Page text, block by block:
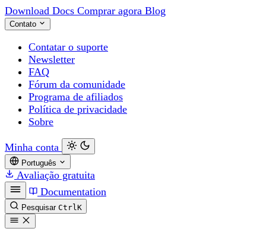
Download Docs Comprar agora Blog
Contato
Contatar o suporte
Newsletter
FAQ
Fórum da comunidade
Programa de afiliados
Política de privacidade
Sobre
Minha conta
Português
Avaliação gratuita
Documentation
Pesquisar CtrlK